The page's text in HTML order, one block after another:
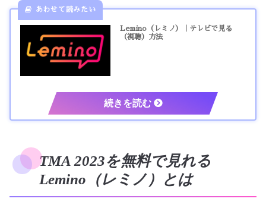
Lemino（レミノ）｜テレビで見る
（視聴）方法
TMA 2023を無料で見れる
Lemino（レミノ）とは